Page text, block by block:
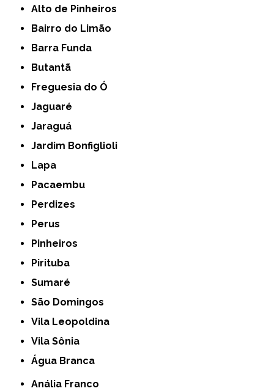
Alto de Pinheiros
Bairro do Limão
Barra Funda
Butantã
Freguesia do Ó
Jaguaré
Jaraguá
Jardim Bonfiglioli
Lapa
Pacaembu
Perdizes
Perus
Pinheiros
Pirituba
Sumaré
São Domingos
Vila Leopoldina
Vila Sônia
Água Branca
Anália Franco